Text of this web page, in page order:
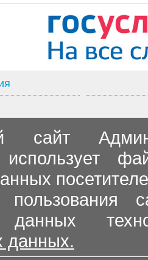
сайт
использует
пользования
данных
данных.